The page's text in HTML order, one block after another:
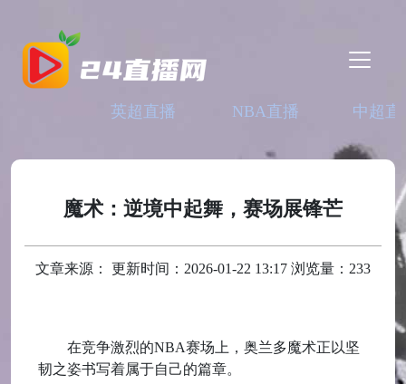
英超直播 NBA直播 中超直
魔术：逆境中起舞，赛场展锋芒
文章来源： 更新时间：2026-01-22 13:17 浏览量：233
在竞争激烈的NBA赛场上，奥兰多魔术正以坚
韧之姿书写着属于自己的篇章。